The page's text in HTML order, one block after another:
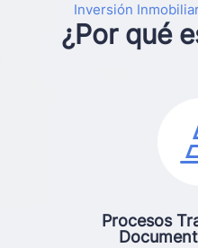
Inversión
¿Por qué
Procesos